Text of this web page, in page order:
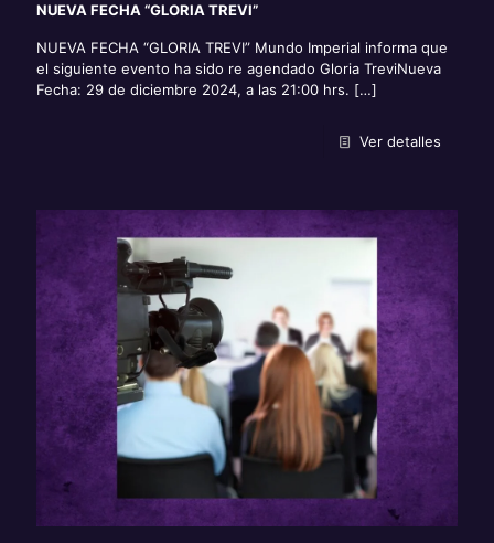
NUEVA FECHA “GLORIA TREVI”
NUEVA FECHA “GLORIA TREVI” Mundo Imperial informa que
el siguiente evento ha sido re agendado Gloria TreviNueva
Fecha: 29 de diciembre 2024, a las 21:00 hrs. […]
Ver detalles